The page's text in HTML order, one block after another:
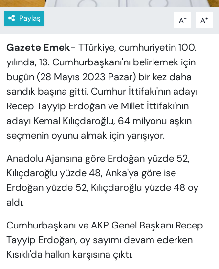
Paylaş A- A+
Gazete Emek- TTürkiye, cumhuriyetin 100.
yılında, 13. Cumhurbaşkanı'nı belirlemek için
bugün (28 Mayıs 2023 Pazar) bir kez daha
sandık başına gitti. Cumhur İttifakı'nın adayı
Recep Tayyip Erdoğan ve Millet İttifakı'nın
adayı Kemal Kılıçdaroğlu, 64 milyonu aşkın
seçmenin oyunu almak için yarışıyor.
Anadolu Ajansına göre Erdoğan yüzde 52,
Kılıçdaroğlu yüzde 48, Anka'ya göre ise
Erdoğan yüzde 52, Kılıçdaroğlu yüzde 48 oy
aldı.
Cumhurbaşkanı ve AKP Genel Başkanı Recep
Tayyip Erdoğan, oy sayımı devam ederken
Kısıklı'da halkın karşısına çıktı.
MAGAZİN
YAZAR KÖŞESİ
SİYASET
VAN VE DİYARBAKIR HABERLERİ